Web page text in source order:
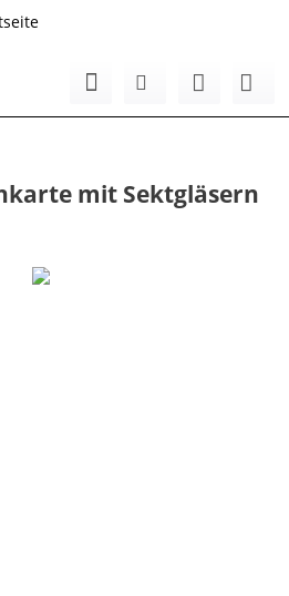
mit Sektgläsern